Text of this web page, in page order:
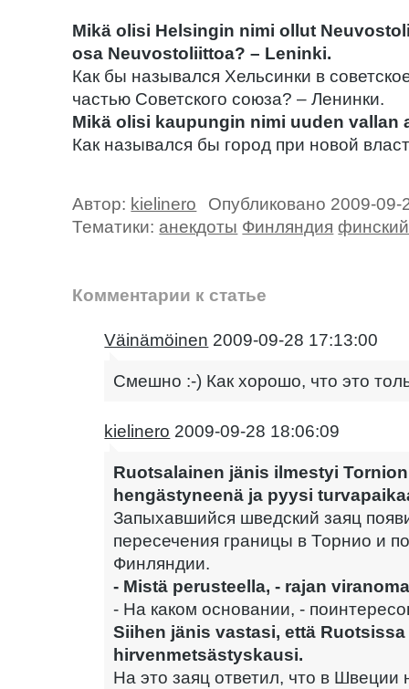
Mikä olisi Helsingin nimi ollut
osa Neuvostoliittoa? – Leninki.
Как бы назывался Хельсинки в
частью Советского союза? – Ленинки.
Mikä olisi kaupungin nimi uuden vallan
Как назывался бы город при новой
Автор: kielinero
Опубликовано 2009-09-
Тематики: анекдоты Финляндия
Комментарии к статье
Väinämöinen 2009-09-28 17:13:00
Смешно :-) Как хорошо, что это
kielinero 2009-09-28 18:06:09
Ruotsalainen jänis ilmestyi
hengästyneenä ja pyysi
Запыхавшийся шведский заяц
пересечения границы в Торнио и
Финляндии.
- Mistä perusteella, - rajan
- На каком основании, -
Siihen jänis vastasi, että
hirvenmetsästyskausi.
На это заяц ответил, что в Швеции